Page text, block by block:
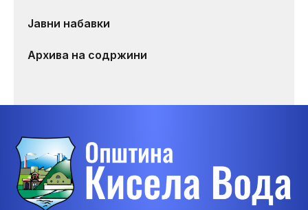
Јавни набавки
Архива на содржини